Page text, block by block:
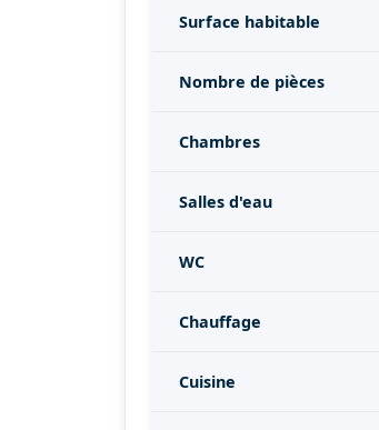
Surface habitable
Nombre de pièces
Chambres
Salles d'eau
WC
Chauffage
Cuisine